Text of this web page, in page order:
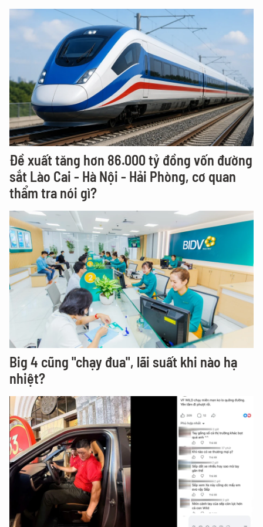
Đề xuất tăng hơn 86.000 tỷ đồng vốn đường
sắt Lào Cai - Hà Nội - Hải Phòng, cơ quan
thẩm tra nói gì?
Big 4 cũng "chạy đua", lãi suất khi nào hạ
nhiệt?